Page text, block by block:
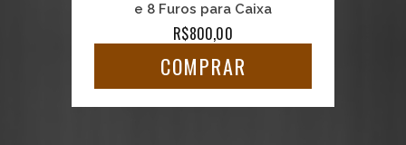
e 8 Furos para Caixa
R$800,00
COMPRAR